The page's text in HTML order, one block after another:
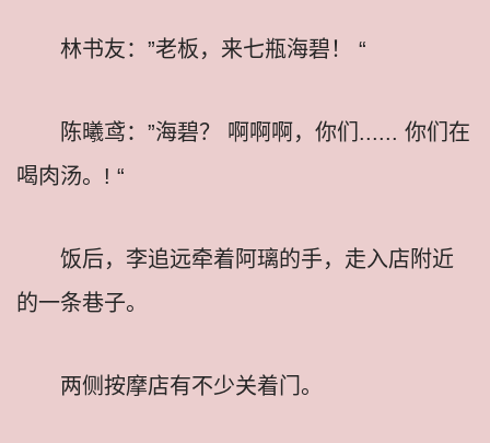
林书友：”老板，来七瓶海碧！ “
陈曦鸢：”海碧？ 啊啊啊，你们...... 你们在
喝肉汤。! “
饭后，李追远牵着阿璃的手，走入店附近
的一条巷子。
两侧按摩店有不少关着门。